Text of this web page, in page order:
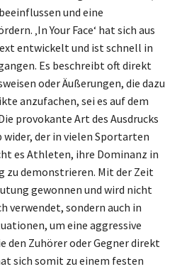
und eine
‚In Your Face‘ hat sich aus
entwickelt und ist schnell in
Es beschreibt oft direkt
oder Äußerungen, die dazu
anzufachen, sei es auf dem
provokante Art des Ausdrucks
der in vielen Sportarten
es Athleten, ihre Dominanz in
zu demonstrieren. Mit der Zeit
gewonnen und wird nicht
verwendet, sondern auch in
um eine aggressive
den Zuhörer oder Gegner direkt
sich somit zu einem festen